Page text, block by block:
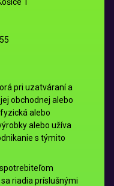
pri uzatváraní a
obchodnej alebo
alebo
alebo užíva
s týmito
riadia príslušnými